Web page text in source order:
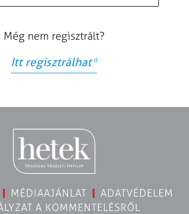
Még nem regisztrált?
Itt regisztrálhat*
MÉDIAAJÁNLAT
ADATVÉDELEM
A KOMMENTELÉSRŐL